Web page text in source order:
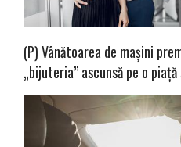
(P) Vânătoarea de mașini
„bijuteria” ascunsă pe o